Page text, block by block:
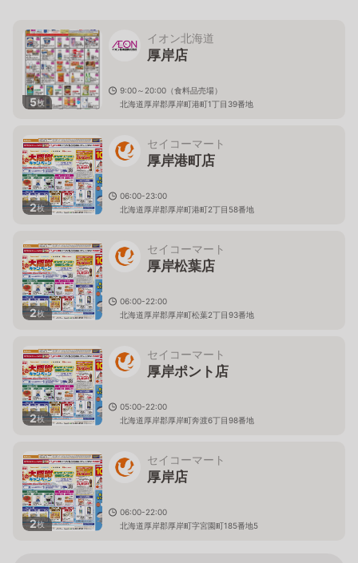
5枚
イオン北海道
厚岸店
9:00～20:00（食料品売場）
北海道厚岸郡厚岸町港町1丁目39番地
2枚
セイコーマート
厚岸港町店
06:00-23:00
北海道厚岸郡厚岸町港町2丁目58番地
2枚
セイコーマート
厚岸松葉店
06:00-22:00
北海道厚岸郡厚岸町松葉2丁目93番地
2枚
セイコーマート
厚岸ポント店
05:00-22:00
北海道厚岸郡厚岸町奔渡6丁目98番地
2枚
セイコーマート
厚岸店
06:00-22:00
北海道厚岸郡厚岸町字宮園町185番地5